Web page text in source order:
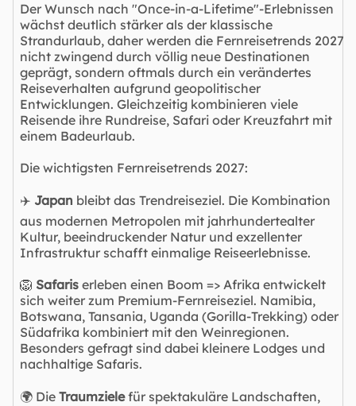
Der Wunsch nach "Once-in-a-Lifetime"-Erlebnissen
wächst deutlich stärker als der klassische
Strandurlaub, daher werden die Fernreisetrends 2027
nicht zwingend durch völlig neue Destinationen
geprägt, sondern oftmals durch ein verändertes
Reiseverhalten aufgrund geopolitischer
Entwicklungen. Gleichzeitig kombinieren viele
Reisende ihre Rundreise, Safari oder Kreuzfahrt mit
einem Badeurlaub.
Die wichtigsten Fernreisetrends 2027:
✈️ Japan bleibt das Trendreiseziel. Die Kombination
aus modernen Metropolen mit jahrhundertealter
Kultur, beeindruckender Natur und exzellenter
Infrastruktur schafft einmalige Reiseerlebnisse.
🦁 Safaris erleben einen Boom => Afrika entwickelt
sich weiter zum Premium-Fernreiseziel. Namibia,
Botswana, Tansania, Uganda (Gorilla-Trekking) oder
Südafrika kombiniert mit den Weinregionen.
Besonders gefragt sind dabei kleinere Lodges und
nachhaltige Safaris.
🌍 Die Traumzielefür spektakuläre Landschaften,